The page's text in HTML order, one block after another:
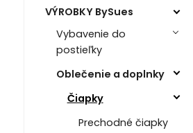
VÝROBKY BySues
Vybavenie do
postieľky
Oblečenie a doplnky
Čiapky
Prechodné čiapky